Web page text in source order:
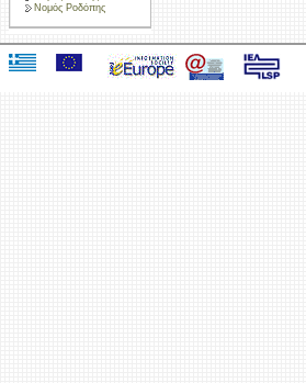
Νομός Ροδόπης